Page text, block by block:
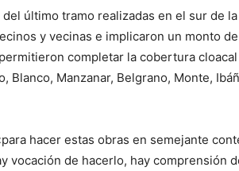
último tramo realizadas en el sur de
y vecinas e implicaron un monto
completar la cobertura
Blanco, Manzanar, Belgrano, Monte,
hacer estas obras en semejante
vocación de hacerlo, hay comprensión